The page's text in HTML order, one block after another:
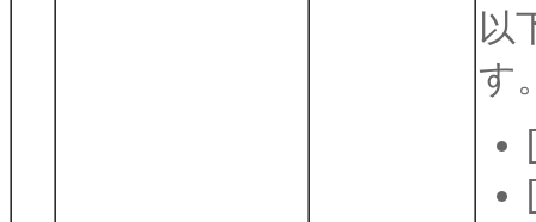
以
す